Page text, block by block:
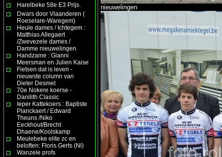
Harelbeke 58e E3 Prijs.
Dwars door Vlaanderen (
Roeselare-Waregem)
Heule dames / Ichtegem :
Matthias Allegaert
/Zwevezele dames /
Damme nieuwelingen
Handzame : Gianni
Meersman en Julien Kaise
Fietsen dat is leven -
nieuwste column van
Dieter Desmet
70e Nokere koerse -
Danilith Classic
Ieper Kattekoers : Baptiste
Planckaert / Edward
Theuns /Niko
Eeckhout/Brecht
Dhaene/Koolskamp
Meulebeke elite zc en
beloften: Floris Gerts (Nl)
Wanzele profs
nieuwelingen